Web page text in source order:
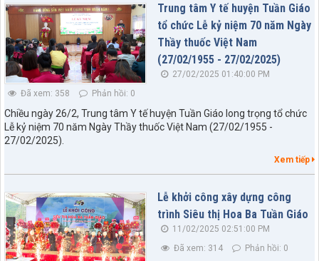
Trung tâm Y tế huyện Tuần Giáo
tổ chức Lễ kỷ niệm 70 năm Ngày
Thầy thuốc Việt Nam
(27/02/1955 - 27/02/2025)
27/02/2025 01:40:00 PM
Đã xem: 358
Phản hồi: 0
Chiều ngày 26/2, Trung tâm Y tế huyện Tuần Giáo long trọng tổ chức
Lễ kỷ niệm 70 năm Ngày Thầy thuốc Việt Nam (27/02/1955 -
27/02/2025).
Xem tiếp
Lễ khởi công xây dựng công
trình Siêu thị Hoa Ba Tuần Giáo
11/02/2025 02:51:00 PM
Đã xem: 314
Phản hồi: 0